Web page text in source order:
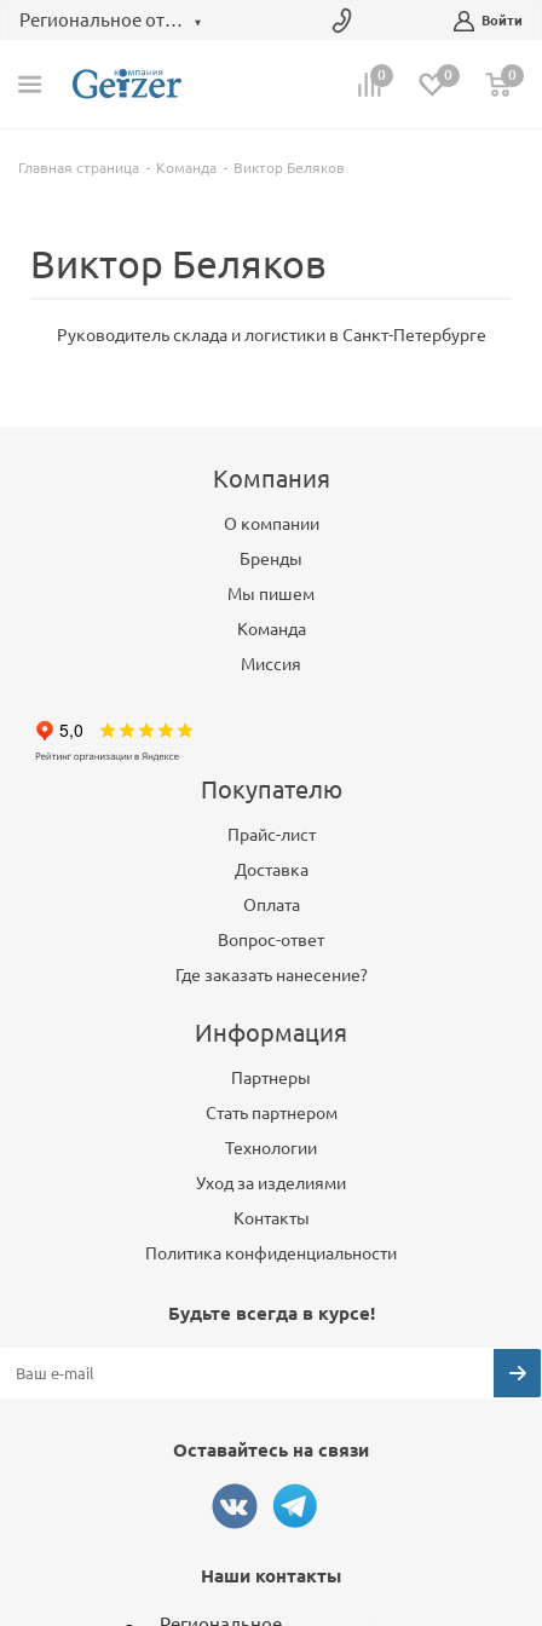
Региональное отделение Войти
0 0 0
Главная страница Команда Виктор Беляков
Виктор Беляков
Руководитель склада и логистики в Санкт-Петербурге
Компания
О компании
Бренды
Мы пишем
Команда
Миссия
Покупателю
Прайс-лист
Доставка
Оплата
Вопрос-ответ
Где заказать нанесение?
Информация
Партнеры
Стать партнером
Технологии
Уход за изделиями
Контакты
Политика конфиденциальности
Будьте всегда в курсе!
Оставайтесь на связи
Наши контакты